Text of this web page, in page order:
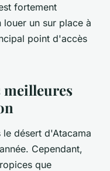
fortement
un sur place à
point d'accès
meilleures
désert d'Atacama
Cependant,
que